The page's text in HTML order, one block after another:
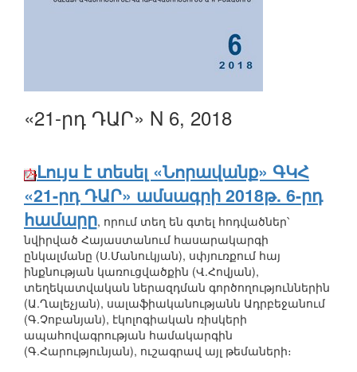
«21-րդ ԴԱՐ» N 6, 2018
Լույս է տեսել «Նորավանք» ԳԿՀ
«21-րդ ԴԱՐ» ամսագրի 2018թ. 6-րդ
համարը, որում տեղ են գտել հոդվածներ՝
նվիրված Հայաստանում հասարակարգի
ընկալմանը (Ս.Մանուկյան), սփյուռքում հայ
ինքնության կառուցվածքին (Վ.Հովյան),
տեղեկատվական ներազդման գործողություններին
(Ա.Ղալեչյան), սալաֆիականությանն Ադրբեջանում
(Գ.Չոբանյան), էկոլոգիական ռիսկերի
ապահովագրության համակարգին
(Գ.Հարությունյան), ուշագրավ այլ թեմաների։